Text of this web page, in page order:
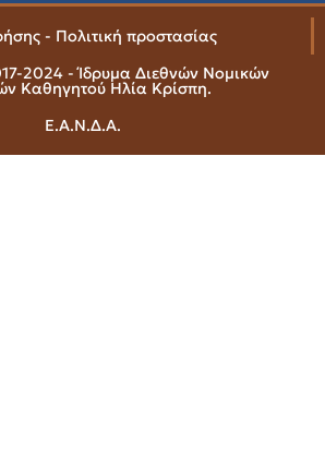
- Πολιτική προστασίας
2024 - Ίδρυμα Διεθνών Νομικών
Καθηγητού Ηλία Κρίσπη.
Ε.Α.Ν.Δ.Α.